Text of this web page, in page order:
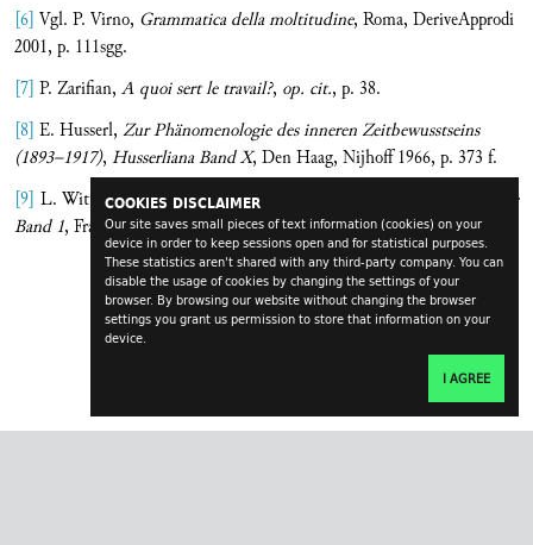
COOKIES DISCLAIMER
Our site saves small pieces of text information (cookies) on your
device in order to keep sessions open and for statistical purposes.
These statistics aren't shared with any third-party company. You can
disable the usage of cookies by changing the settings of your
browser. By browsing our website without changing the browser
settings you grant us permission to store that information on your
device.
I AGREE
[6] Vgl. P. Virno, Grammatica della moltitudine, Roma, DeriveApprodi
2001, p. 111sgg.
[7] P. Zarifian, A quoi sert le travail?, op. cit., p. 38.
[8] E. Husserl, Zur Phänomenologie des inneren Zeitbewusstseins
(1893–1917), Husserliana Band X, Den Haag, Nijhoff 1966, p. 373 f.
[9] L. Wittgenstein,Philosophische Untersuchungen
Band 1, Frankfurt a. M.: Suhrkamp 1984, S. 225–580 (§ 355).